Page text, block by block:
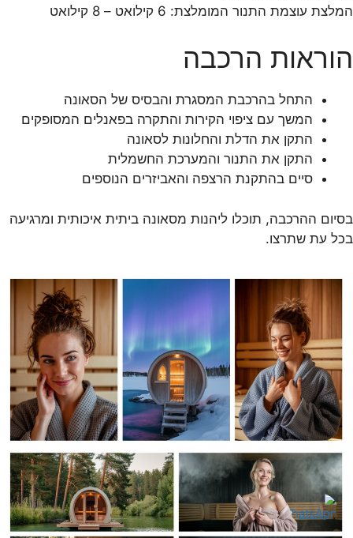
המלצת עוצמת התנור המומלצת: 6 קילואט – 8 קילואט
הוראות הרכבה
התחל בהרכבת המסגרת והבסיס של הסאונה
המשך עם ציפוי הקירות והתקרה בפאנלים המסופקים
התקן את הדלת והחלונות לסאונה
התקן את התנור והמערכת החשמלית
סיים בהתקנת הרצפה והאביזרים הנוספים
בסיום ההרכבה, תוכלו ליהנות מסאונה ביתית איכותית ומרגיעה
בכל עת שתרצו.